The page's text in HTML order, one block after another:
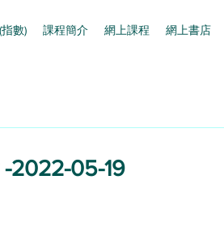
數) 課程簡介 網上課程 網上書店
2022-05-19